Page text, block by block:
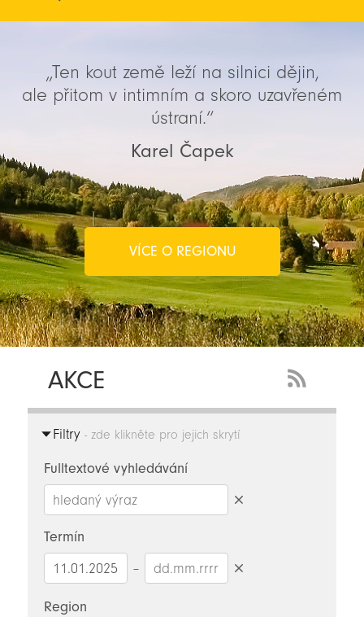
„Ten kout země leží na silnici dějin,
ale přitom v intimním a skoro uzavřeném
ústraní.“
Karel Čapek
VÍCE O REGIONU
AKCE
Feed
Filtry- zde klikněte pro jejich skrytí
Fulltextové vyhledávání
Termín
–
Region